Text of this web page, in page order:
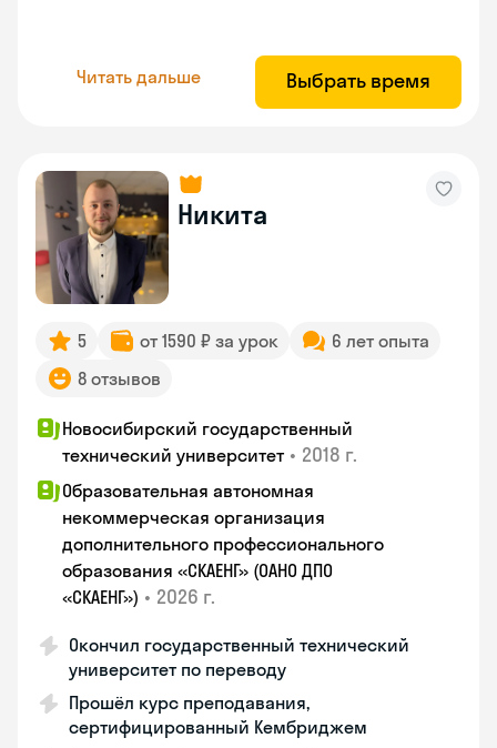
Читать дальше Выбрать время
Никита
5 от 1590 ₽ за урок
6 лет опыта
8 отзывов
Новосибирский государственный
технический университет • 2018 г.
Образовательная автономная
некоммерческая организация
дополнительного профессионального
образования «СКАЕНГ» (ОАНО ДПО
«СКАЕНГ») • 2026 г.
Окончил государственный технический
университет по переводу
Прошёл курс преподавания,
сертифицированный Кембриджем